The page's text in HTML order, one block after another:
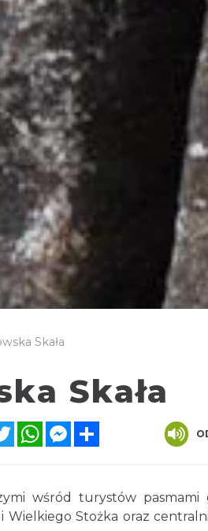
Skała
Skała
TwitterWhatsAppMessenger
wśród turystów pasmami
Wielkiego Stożka oraz